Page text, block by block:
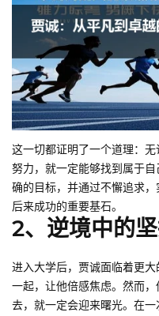
这一切都证明了一个道理：
努力，就一定能够找到属于
确的目标，并通过不懈追求
后来成功的重要基石。
2、逆境中的
进入大学后，贾诚面临着更
一起，让他倍感焦虑。然而
去，就一定会迎来曙光。在